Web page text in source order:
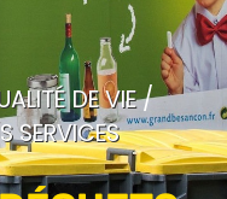
DE VIE/
SERVICES